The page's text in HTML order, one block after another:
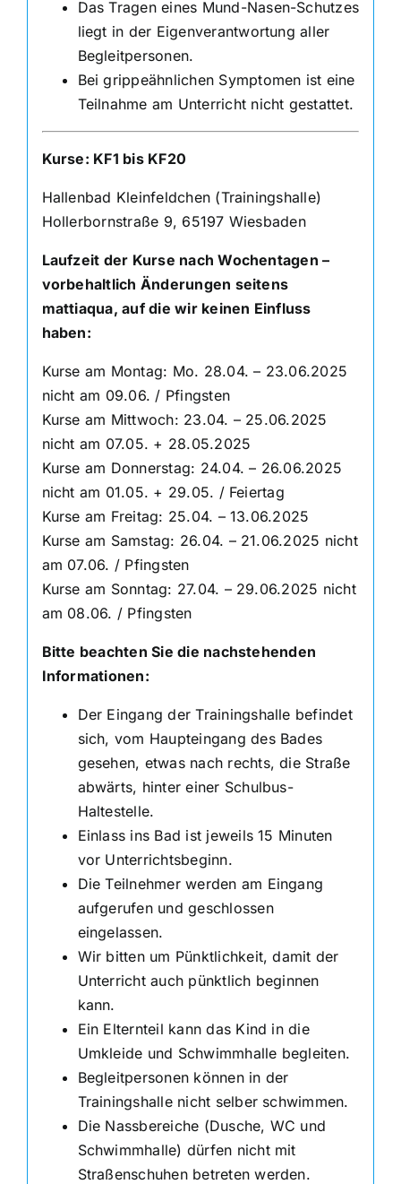
Das Tragen eines Mund-Nasen-Schutzes
liegt in der Eigenverantwortung aller
Begleitpersonen.
Bei grippeähnlichen Symptomen ist eine
Teilnahme am Unterricht nicht gestattet.
Kurse: KF1 bis KF20
Hallenbad Kleinfeldchen (Trainingshalle)
Hollerbornstraße 9, 65197 Wiesbaden
Laufzeit der Kurse nach Wochentagen –
vorbehaltlich Änderungen seitens
mattiaqua, auf die wir keinen Einfluss
haben:
Kurse am Montag: Mo. 28.04. – 23.06.2025
nicht am 09.06. / Pfingsten
Kurse am Mittwoch: 23.04. – 25.06.2025
nicht am 07.05. + 28.05.2025
Kurse am Donnerstag: 24.04. – 26.06.2025
nicht am 01.05. + 29.05. / Feiertag
Kurse am Freitag: 25.04. – 13.06.2025
Kurse am Samstag: 26.04. – 21.06.2025 nicht
am 07.06. / Pfingsten
Kurse am Sonntag: 27.04. – 29.06.2025 nicht
am 08.06. / Pfingsten
Bitte beachten Sie die nachstehenden
Informationen:
Der Eingang der Trainingshalle befindet
sich, vom Haupteingang des Bades
gesehen, etwas nach rechts, die Straße
abwärts, hinter einer Schulbus-
Haltestelle.
Einlass ins Bad ist jeweils 15 Minuten
vor Unterrichtsbeginn.
Die Teilnehmer werden am Eingang
aufgerufen und geschlossen
eingelassen.
Wir bitten um Pünktlichkeit, damit der
Unterricht auch pünktlich beginnen
kann.
Ein Elternteil kann das Kind in die
Umkleide und Schwimmhalle begleiten.
Begleitpersonen können in der
Trainingshalle nicht selber schwimmen.
Die Nassbereiche (Dusche, WC und
Schwimmhalle) dürfen nicht mit
Straßenschuhen betreten werden.